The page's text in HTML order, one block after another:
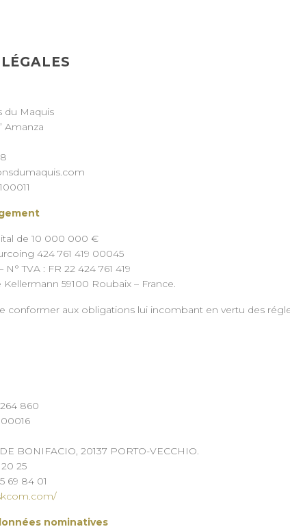
du Maquis
Amanza
de 10 000 000 €
424 761 419 00045
TVA : FR 22 424 761 419
Kellermann 59100 Roubaix – France.
conformer aux obligations lui incombant en vertu des
860
BONIFACIO, 20137 PORTO-VECCHIO.
20 25
69 84 01
nominatives